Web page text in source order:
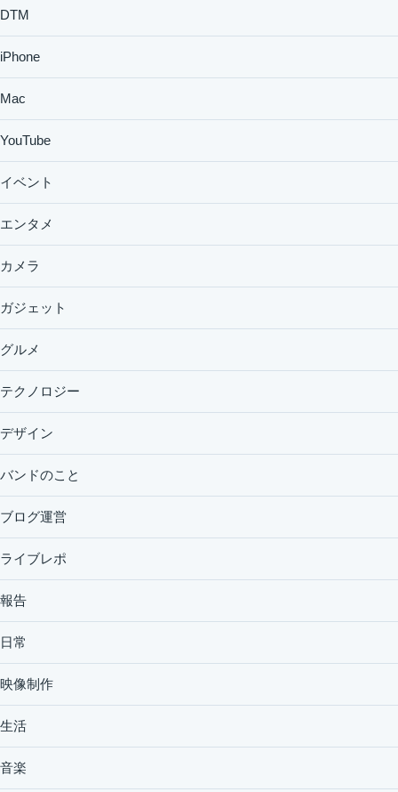
DTM
iPhone
Mac
YouTube
イベント
エンタメ
カメラ
ガジェット
グルメ
テクノロジー
デザイン
バンドのこと
ブログ運営
ライブレポ
報告
日常
映像制作
生活
音楽